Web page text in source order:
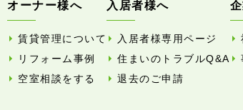
オーナー様へ
賃貸管理について
リフォーム事例
空室相談をする
入居者様へ
入居者様専用ページ
住まいのトラブルQ&A
退去のご申請